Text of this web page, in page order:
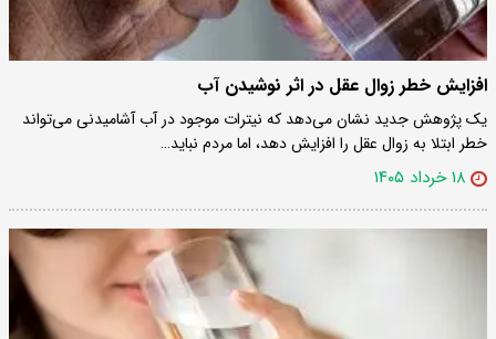
افزایش خطر زوال عقل در اثر نوشیدن آب
یک پژوهش جدید نشان می‌دهد که نیترات موجود در آب آشامیدنی می‌تواند
خطر ابتلا به زوال عقل را افزایش دهد، اما مردم نباید…
۱۸ خرداد ۱۴۰۵